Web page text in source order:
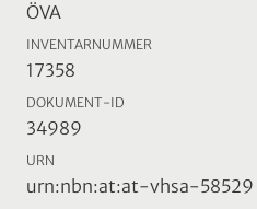
ÖVA
INVENTARNUMMER
17358
DOKUMENT-ID
34989
URN
urn:nbn:at:at-vhsa-58529